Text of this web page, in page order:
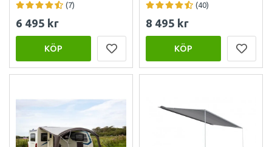
(7)
6 495 kr
KÖP
(40)
8 495 kr
KÖP